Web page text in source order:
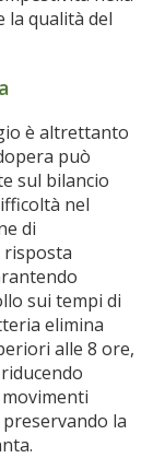
la qualità del
è altrettanto
può
sul bilancio
nel
di
sui tempi di
elimina
alle 8 ore,
la